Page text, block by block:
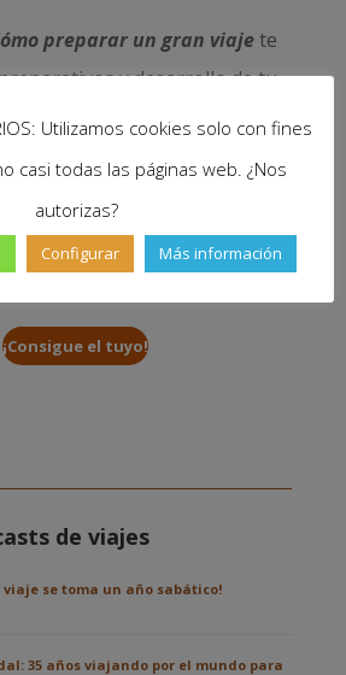
preparar un gran viajete
y desarrollo de tu
tus dudas sobre visados,
nos ayudas a seguir
vivo este proyecto.
¡Consigue el tuyo!
de viajes
viaje se toma un año sabático!
35 años viajando por el mundo para
Utilizamos cookies solo con fines
casi todas las páginas web. ¿Nos
autorizas?
Configurar Más información